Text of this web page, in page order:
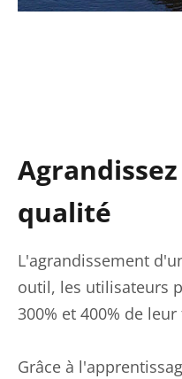
qualité
L'agrandissement
outil, les utilisateurs
300% et 400% de
Grâce à